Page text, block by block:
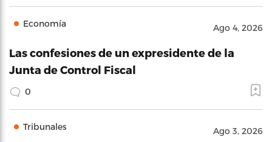
Economía Ago 4, 2026
Las confesiones de un expresidente de la
Junta de Control Fiscal
0
Tribunales Ago 3, 2026